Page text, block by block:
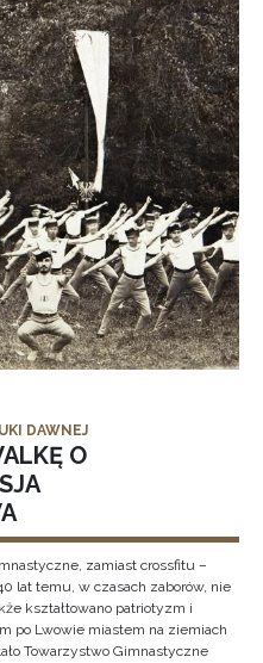
DAWNEJ
O
zamiast crossfitu –
lat temu, w czasach zaborów, nie
kształtowano patriotyzm i
po Lwowie miastem na ziemiach
Towarzystwo Gimnastyczne